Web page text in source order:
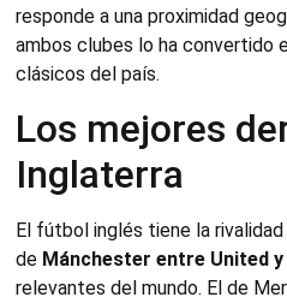
responde a una proximidad
ambos clubes lo ha convertido
clásicos del país.
Los mejores
Inglaterra
El fútbol inglés tiene la
de Mánchester entre United
relevantes del mundo. El de